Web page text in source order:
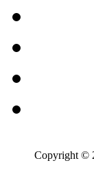
Copyright ©